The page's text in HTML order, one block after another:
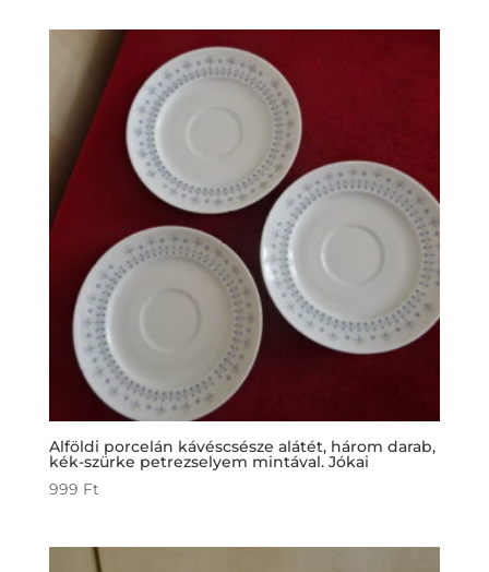
Alföldi porcelán kávéscsésze alátét, három darab,
kék-szürke petrezselyem mintával. Jókai
999 Ft